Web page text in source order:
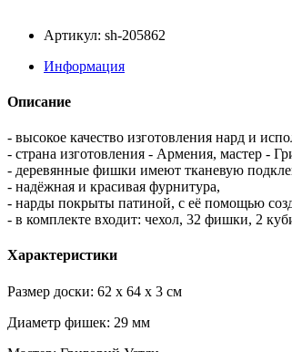
Артикул: sh-205862
Информация
Описание
- высокое качество изготовления нард и
- страна изготовления - Армения, мастер -
- деревянные фишки имеют тканевую
- надёжная и красивая фурнитура,
- нарды покрыты патиной, с её помощью
- в комплекте входит: чехол, 32 фишки, 2
Характеристики
Размер доски: 62 x 64 x 3 см
Диаметр фишек: 29 мм